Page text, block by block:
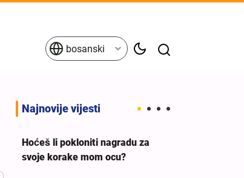
bosanski
Najnovije vijesti
Hoćeš li pokloniti nagradu za
svoje korake mom ocu?